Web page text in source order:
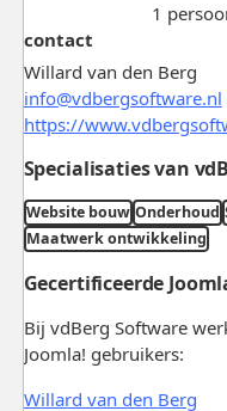
1
contact
Willard van den Berg
info@vdbergsoftware.nl
https://
Specialisaties van
Website bouw Onderhoud
Maatwerk ontwikkeling
Gecertificeerde
Bij vdBerg Software
Joomla! gebruikers:
Willard van den Berg